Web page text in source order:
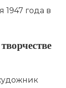
года в